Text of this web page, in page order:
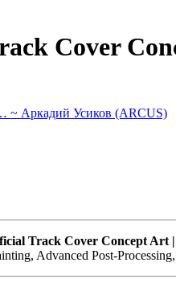
Cover
Track Cover Concept Art
Advanced Post-